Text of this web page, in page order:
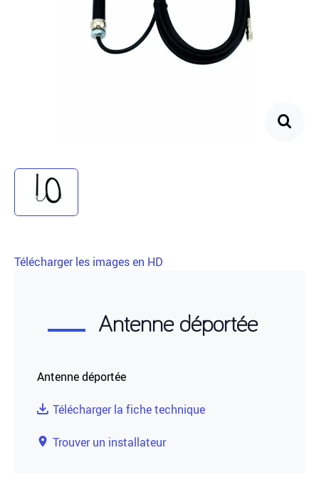
Antenne déportée
Antenne déportée
Télécharger la fiche technique
Trouver un installateur
Télécharger les images en HD